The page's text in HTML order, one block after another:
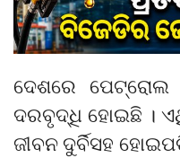
ଦେଶରେ
ଦରବୃଦ୍ଧି ହୋଇଛି ।
ଜୀବନ ଦୁର୍ବିସହ